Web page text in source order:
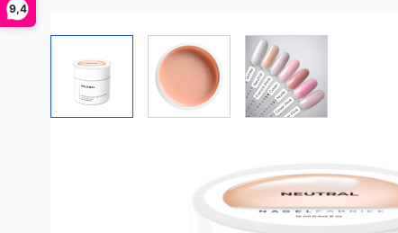
9,4
View larger imageView larger image